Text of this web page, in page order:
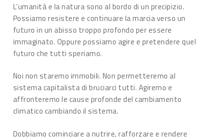
L’umanità e la natura sono al bordo di un precipizio.
Possiamo resistere e continuare la marcia verso un
futuro in un abisso troppo profondo per essere
immaginato. Oppure possiamo agire e pretendere quel
futuro che tutti speriamo.
Noi non staremo immobili. Non permetteremo al
sistema capitalista di bruciarci tutti. Agiremo e
affronteremo le cause profonde del cambiamento
climatico cambiando il sistema.
Dobbiamo cominciare a nutrire, rafforzare e rendere